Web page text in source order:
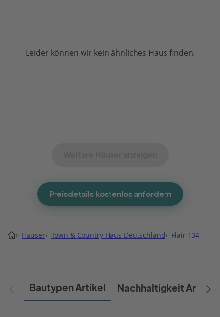
Leider können wir kein ähnliches Haus finden.
Preisdetails kostenlos anfordern
› Häuser› Town & Country Haus Deutschland› Flair 134
Bautypen Artikel Nachhaltigkeit Artikel